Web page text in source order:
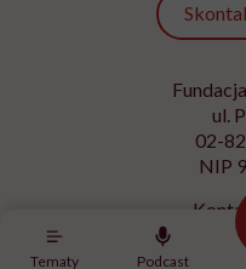
Tematy Podcast
ul.
02-
NIP